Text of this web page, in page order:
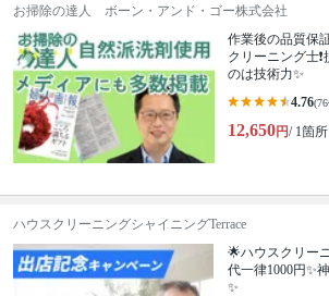
お掃除の達人 ボーン・アンド・ゴー株式会社
作業後の品質保
クリーニング士
のは技術力✨
4.76
12,650円/ 1箇所
ハウスクリーニングシャイニングTerrace
🌟ハウスクリー
代一律1000円✨
✨